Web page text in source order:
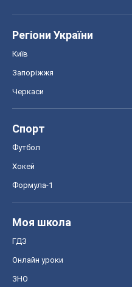
Регіони України
Київ
Запоріжжя
Черкаси
Спорт
Футбол
Хокей
Формула-1
Моя школа
ГДЗ
Онлайн уроки
ЗНО